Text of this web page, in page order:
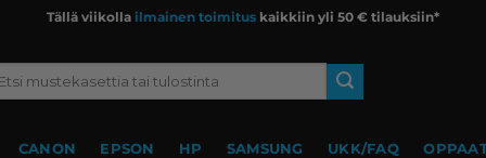
Tällä viikolla ilmainen toimitus kaikkiin yli 50 € tilauksiin*
CANON EPSON HP SAMSUNG UKK/FAQ